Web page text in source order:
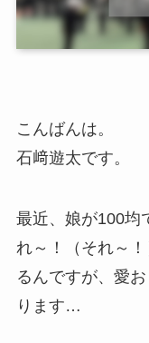
こんばんは。
石﨑遊太です。
最近、娘が100均
れ～！（それ～
るんですが、愛
ります…